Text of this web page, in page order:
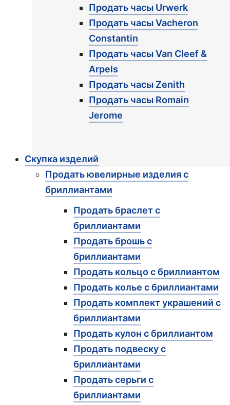
Продать часы Urwerk
Продать часы Vacheron
Constantin
Продать часы Van Cleef &
Arpels
Продать часы Zenith
Продать часы Romain
Jerome
Скупка изделий
Продать ювелирные изделия с
бриллиантами
Продать браслет с
бриллиантами
Продать брошь с
бриллиантами
Продать кольцо с бриллиантом
Продать колье с бриллиантами
Продать комплект украшений с
бриллиантами
Продать кулон с бриллиантом
Продать подвеску с
бриллиантами
Продать серьги с
бриллиантами